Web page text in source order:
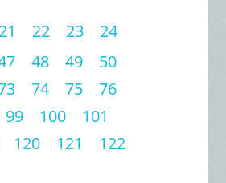
21 22 23
24
48 49
50
74 75
76
99 100
101
120 121
122